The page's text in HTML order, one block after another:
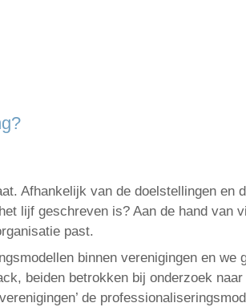
Afhankelijk van de doelstellingen en
lijf geschreven is? Aan de hand van
past.
binnen verenigingen en we
beiden betrokken bij onderzoek naar
de